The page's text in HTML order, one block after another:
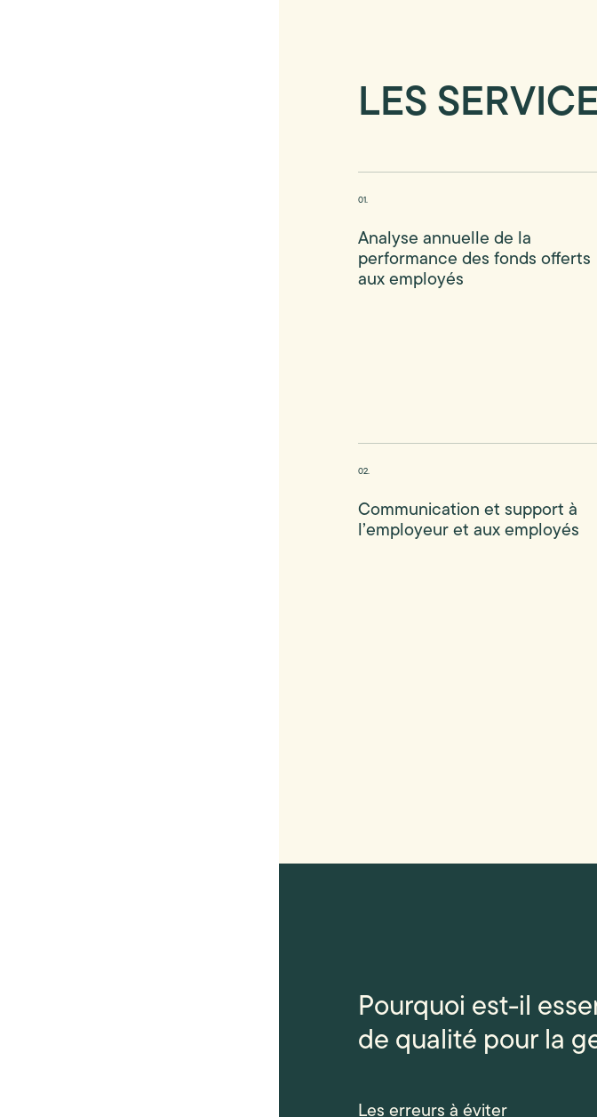
LES
01.
Analyse annuelle de la
performance des fonds offerts
aux employés
02.
Communication et support à
l’employeur et aux employés
Pourquoi est-il
de qualité pour la
Les erreurs à éviter